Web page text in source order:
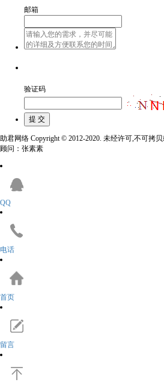
邮箱
验证码
助君网络 Copyright © 2012-2020. 未经许可,不可拷
顾问：张素素
QQ
电话
首页
留言